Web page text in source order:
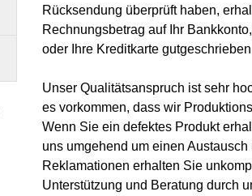
Rücksendung überprüft haben,
Rechnungsbetrag auf Ihr
oder Ihre Kreditkarte
Unser Qualitätsanspruch ist sehr
es vorkommen, dass wir
Wenn Sie ein defektes Produkt
uns umgehend um einen Austausch
Reklamationen erhalten Sie
Unterstützung und Beratung durch